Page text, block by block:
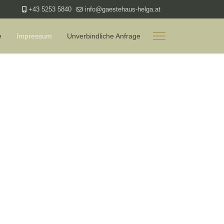
+43 5253 5840 info@gaestehaus-helga.at
Impressum Unverbindliche Anfrage